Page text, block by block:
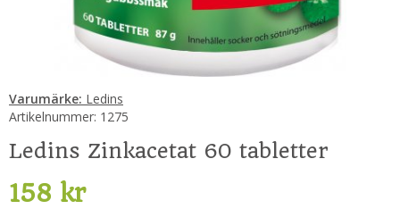
Varumärke: Ledins
Artikelnummer: 1275
Ledins Zinkacetat 60 tabletter
158 kr